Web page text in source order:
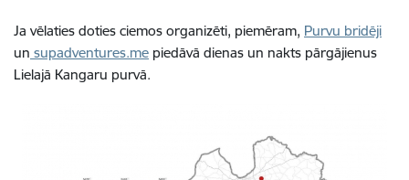
Ja vēlaties doties ciemos organizēti, piemēram, Purvu bridēji
un supadventures.me piedāvā dienas un nakts pārgājienus
Lielajā Kangaru purvā.